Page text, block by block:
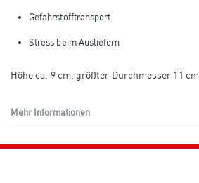
Gefahrstofftransport
Stress beim Ausliefern
Höhe ca. 9 cm, größter Durchmesser 11 cm.
Mehr Informationen